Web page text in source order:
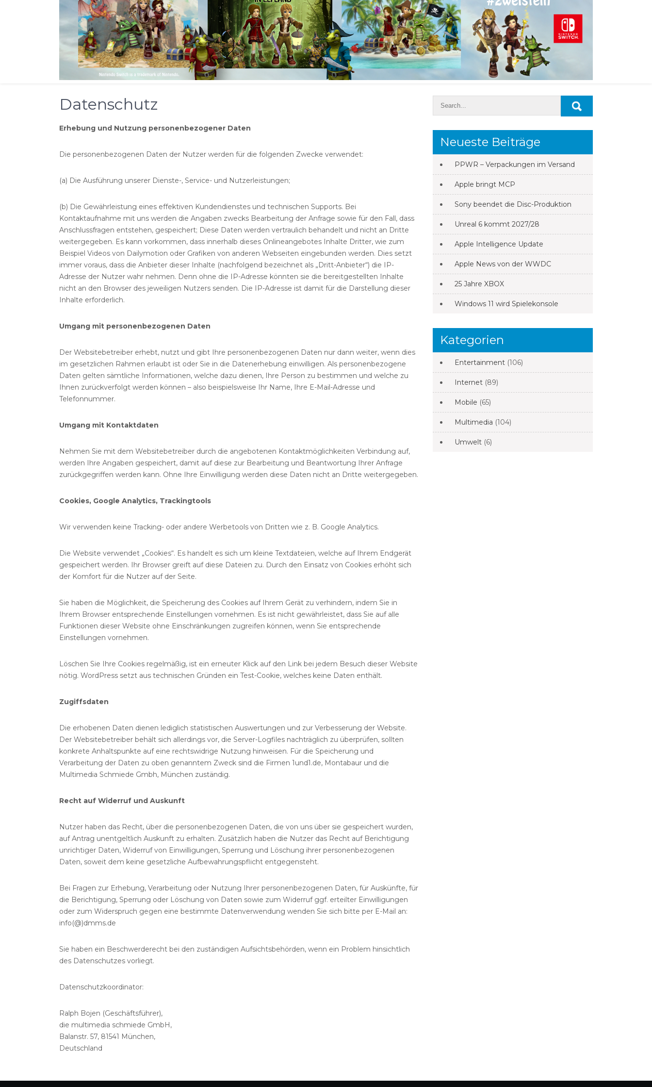
Datenschutz
Erhebung und Nutzung personenbezogener Daten
Die personenbezogenen Daten der Nutzer werden für die folgenden Zwecke verwendet:
(a) Die Ausführung unserer Dienste-, Service- und Nutzerleistungen;
(b) Die Gewährleistung eines effektiven Kundendienstes und technischen Supports. Bei
Kontaktaufnahme mit uns werden die Angaben zwecks Bearbeitung der Anfrage sowie für den Fall, dass
Anschlussfragen entstehen, gespeichert; Diese Daten werden vertraulich behandelt und nicht an Dritte
weitergegeben. Es kann vorkommen, dass innerhalb dieses Onlineangebotes Inhalte Dritter, wie zum
Beispiel Videos von Dailymotion oder Grafiken von anderen Webseiten eingebunden werden. Dies setzt
immer voraus, dass die Anbieter dieser Inhalte (nachfolgend bezeichnet als „Dritt-Anbieter“) die IP-
Adresse der Nutzer wahr nehmen. Denn ohne die IP-Adresse könnten sie die bereitgestellten Inhalte
nicht an den Browser des jeweiligen Nutzers senden. Die IP-Adresse ist damit für die Darstellung dieser
Inhalte erforderlich.
Umgang mit personenbezogenen Daten
Der Websitebetreiber erhebt, nutzt und gibt Ihre personenbezogenen Daten nur dann weiter, wenn dies
im gesetzlichen Rahmen erlaubt ist oder Sie in die Datenerhebung einwilligen. Als personenbezogene
Daten gelten sämtliche Informationen, welche dazu dienen, Ihre Person zu bestimmen und welche zu
Ihnen zurückverfolgt werden können – also beispielsweise Ihr Name, Ihre E-Mail-Adresse und
Telefonnummer.
Umgang mit Kontaktdaten
Nehmen Sie mit dem Websitebetreiber durch die angebotenen Kontaktmöglichkeiten Verbindung auf,
werden Ihre Angaben gespeichert, damit auf diese zur Bearbeitung und Beantwortung Ihrer Anfrage
zurückgegriffen werden kann. Ohne Ihre Einwilligung werden diese Daten nicht an Dritte weitergegeben.
Cookies, Google Analytics, Trackingtools
Wir verwenden keine Tracking- oder andere Werbetools von Dritten wie z. B. Google Analytics.
Die Website verwendet „Cookies“. Es handelt es sich um kleine Textdateien, welche auf Ihrem Endgerät
gespeichert werden. Ihr Browser greift auf diese Dateien zu. Durch den Einsatz von Cookies erhöht sich
der Komfort für die Nutzer auf der Seite.
Sie haben die Möglichkeit, die Speicherung des Cookies auf Ihrem Gerät zu verhindern, indem Sie in
Ihrem Browser entsprechende Einstellungen vornehmen. Es ist nicht gewährleistet, dass Sie auf alle
Funktionen dieser Website ohne Einschränkungen zugreifen können, wenn Sie entsprechende
Einstellungen vornehmen.
Löschen Sie Ihre Cookies regelmäßig, ist ein erneuter Klick auf den Link bei jedem Besuch dieser Website
nötig. WordPress setzt aus technischen Gründen ein Test-Cookie, welches keine Daten enthält.
Zugiffsdaten
Die erhobenen Daten dienen lediglich statistischen Auswertungen und zur Verbesserung der Website.
Der Websitebetreiber behält sich allerdings vor, die Server-Logfiles nachträglich zu überprüfen, sollten
konkrete Anhaltspunkte auf eine rechtswidrige Nutzung hinweisen. Für die Speicherung und
Verarbeitung der Daten zu oben genanntem Zweck sind die Firmen 1und1.de, Montabaur und die
Multimedia Schmiede Gmbh, München zuständig.
Recht auf Widerruf und Auskunft
Nutzer haben das Recht, über die personenbezogenen Daten, die von uns über sie gespeichert wurden,
auf Antrag unentgeltlich Auskunft zu erhalten. Zusätzlich haben die Nutzer das Recht auf Berichtigung
unrichtiger Daten, Widerruf von Einwilligungen, Sperrung und Löschung ihrer personenbezogenen
Daten, soweit dem keine gesetzliche Aufbewahrungspflicht entgegensteht.
Bei Fragen zur Erhebung, Verarbeitung oder Nutzung Ihrer personenbezogenen Daten, für Auskünfte, für
die Berichtigung, Sperrung oder Löschung von Daten sowie zum Widerruf ggf. erteilter Einwilligungen
oder zum Widerspruch gegen eine bestimmte Datenverwendung wenden Sie sich bitte per E-Mail an:
info(@)dmms.de
Sie haben ein Beschwerderecht bei den zuständigen Aufsichtsbehörden, wenn ein Problem hinsichtlich
des Datenschutzes vorliegt.
Datenschutzkoordinator:
Ralph Bojen (Geschäftsführer),
die multimedia schmiede GmbH,
Balanstr. 57, 81541 München,
Deutschland
Neueste Beiträge
PPWR – Verpackungen im Versand
Apple bringt MCP
Sony beendet die Disc-Produktion
Unreal 6 kommt 2027/28
Apple Intelligence Update
Apple News von der WWDC
25 Jahre XBOX
Windows 11 wird Spielekonsole
Kategorien
Entertainment (106)
Internet (89)
Mobile (65)
Multimedia (104)
Umwelt (6)